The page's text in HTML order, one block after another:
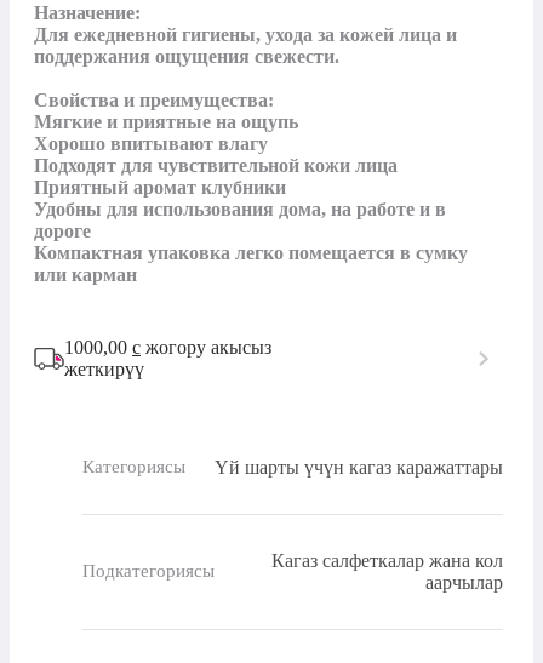
Назначение:
Для ежедневной гигиены, ухода за кожей лица и
поддержания ощущения свежести.
Свойства и преимущества:
Мягкие и приятные на ощупь
Хорошо впитывают влагу
Подходят для чувствительной кожи лица
Приятный аромат клубники
Удобны для использования дома, на работе и в
дороге
Компактная упаковка легко помещается в сумку
или карман
1000,00 с жогору акысыз
жеткирүү
Категориясы Үй шарты үчүн кагаз каражаттары
Подкатегориясы
Кагаз салфеткалар жана кол
аарчылар